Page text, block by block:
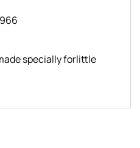
specially forlittle